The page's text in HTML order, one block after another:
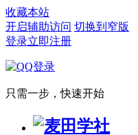
收藏本站
开启辅助访问 切换到窄版
登录立即注册
只需一步，快速开始